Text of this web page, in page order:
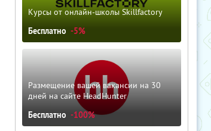
Курсы от онлайн-школы Skillfactory
Бесплатно -5%
Размещение вашей вакансии на 30
дней на сайте HeadHunter
Бесплатно -100%